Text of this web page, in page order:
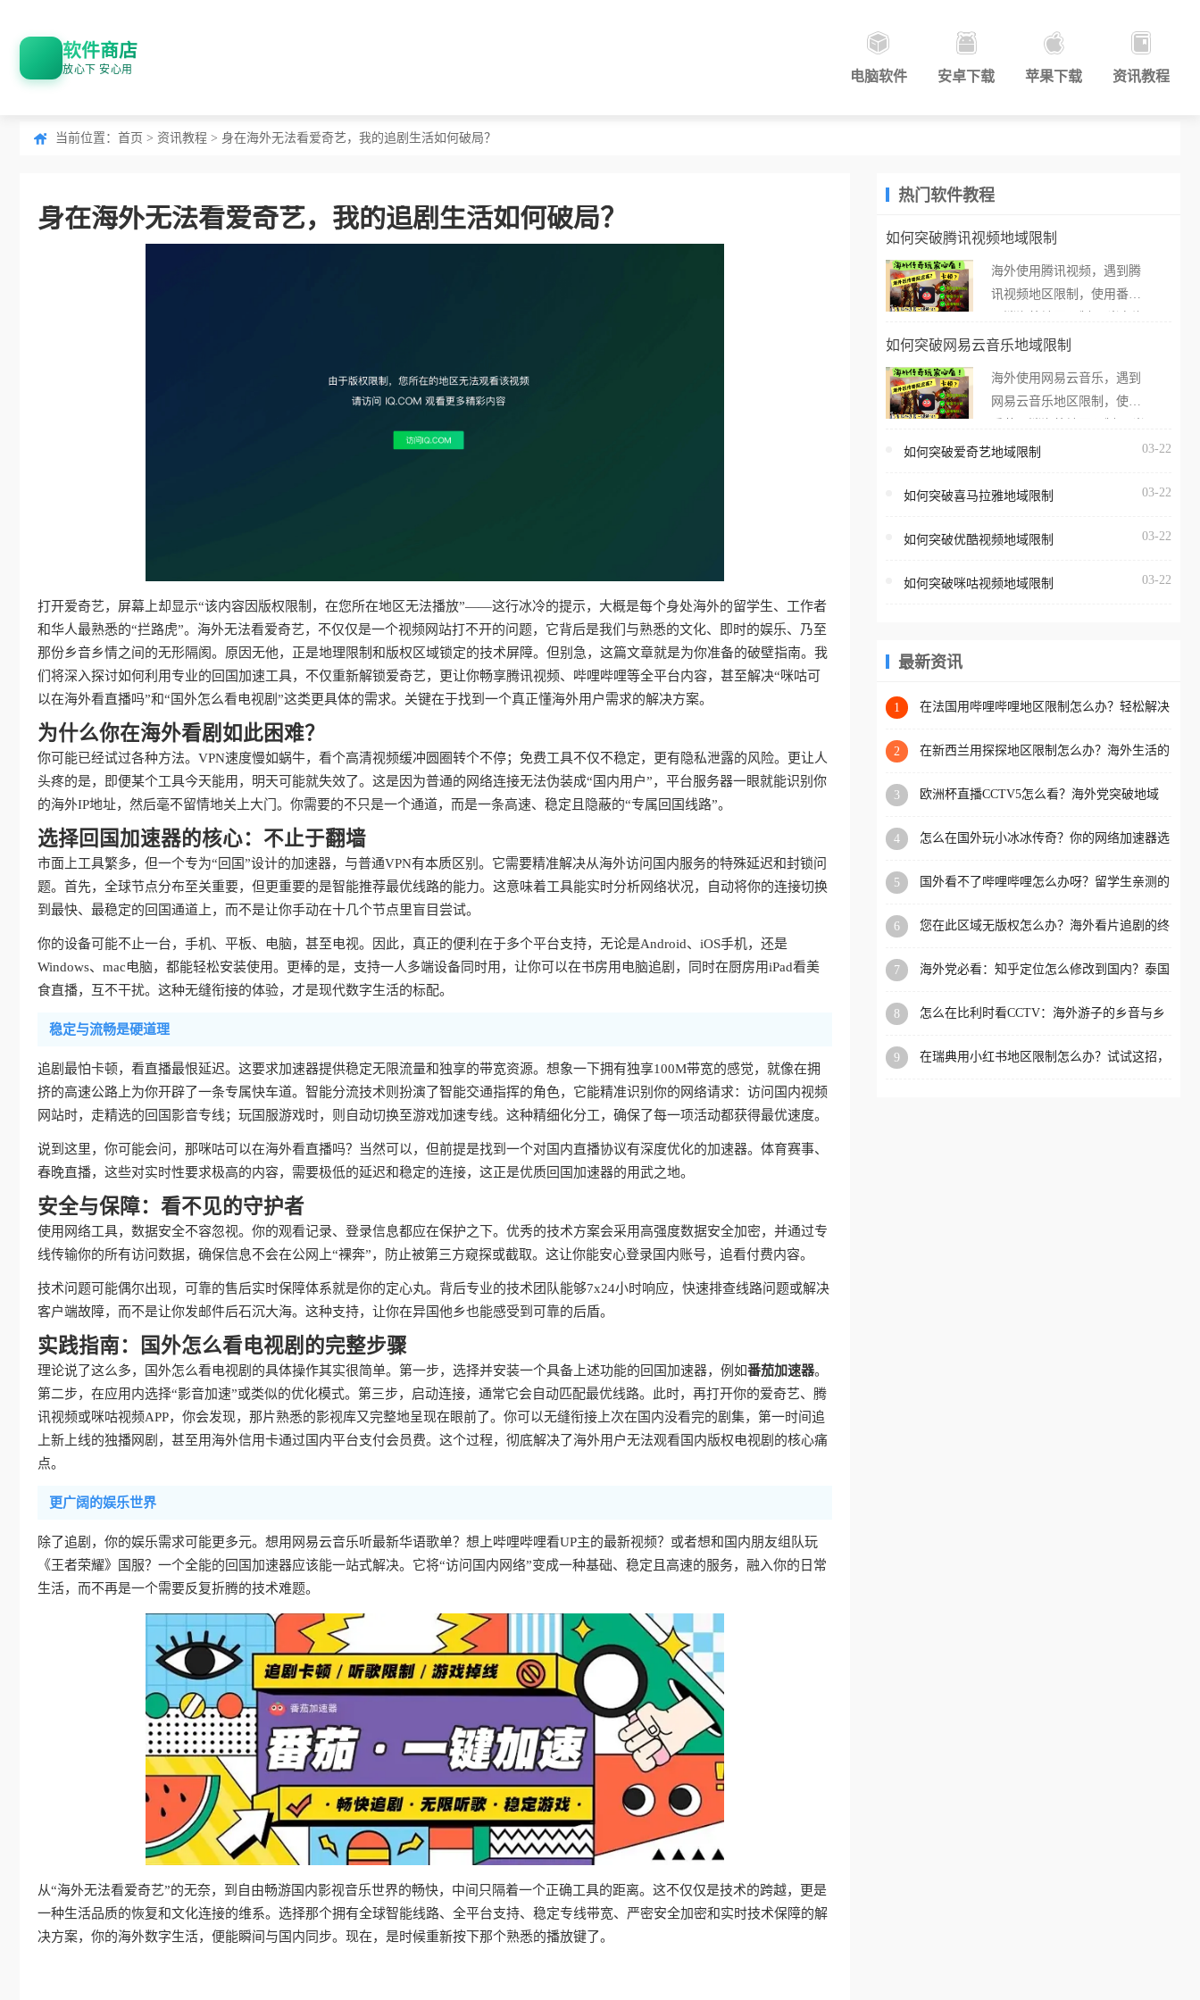
软件商店
放心下 安心用 电脑软件 安卓下载 苹果下载 资讯教程
当前位置： 首页 > 资讯教程 > 身在海外无法看爱奇艺，我的追剧生活如何破局？
身在海外无法看爱奇艺，我的追剧生活如何破局？
打开爱奇艺，屏幕上却显示“该内容因版权限制，在您所在地区无法播放”——这行冰冷的提示，大概是每个身处海外的留学生、工作者
和华人最熟悉的“拦路虎”。海外无法看爱奇艺，不仅仅是一个视频网站打不开的问题，它背后是我们与熟悉的文化、即时的娱乐、乃至
那份乡音乡情之间的无形隔阂。原因无他，正是地理限制和版权区域锁定的技术屏障。但别急，这篇文章就是为你准备的破壁指南。我
们将深入探讨如何利用专业的回国加速工具，不仅重新解锁爱奇艺，更让你畅享腾讯视频、哔哩哔哩等全平台内容，甚至解决“咪咕可
以在海外看直播吗”和“国外怎么看电视剧”这类更具体的需求。关键在于找到一个真正懂海外用户需求的解决方案。
为什么你在海外看剧如此困难？
你可能已经试过各种方法。VPN速度慢如蜗牛，看个高清视频缓冲圆圈转个不停；免费工具不仅不稳定，更有隐私泄露的风险。更让人
头疼的是，即便某个工具今天能用，明天可能就失效了。这是因为普通的网络连接无法伪装成“国内用户”，平台服务器一眼就能识别你
的海外IP地址，然后毫不留情地关上大门。你需要的不只是一个通道，而是一条高速、稳定且隐蔽的“专属回国线路”。
选择回国加速器的核心：不止于翻墙
市面上工具繁多，但一个专为“回国”设计的加速器，与普通VPN有本质区别。它需要精准解决从海外访问国内服务的特殊延迟和封锁问
题。首先，全球节点分布至关重要，但更重要的是智能推荐最优线路的能力。这意味着工具能实时分析网络状况，自动将你的连接切换
到最快、最稳定的回国通道上，而不是让你手动在十几个节点里盲目尝试。
你的设备可能不止一台，手机、平板、电脑，甚至电视。因此，真正的便利在于多个平台支持，无论是Android、iOS手机，还是
Windows、mac电脑，都能轻松安装使用。更棒的是，支持一人多端设备同时用，让你可以在书房用电脑追剧，同时在厨房用iPad看美
食直播，互不干扰。这种无缝衔接的体验，才是现代数字生活的标配。
稳定与流畅是硬道理
追剧最怕卡顿，看直播最恨延迟。这要求加速器提供稳定无限流量和独享的带宽资源。想象一下拥有独享100M带宽的感觉，就像在拥
挤的高速公路上为你开辟了一条专属快车道。智能分流技术则扮演了智能交通指挥的角色，它能精准识别你的网络请求：访问国内视频
网站时，走精选的回国影音专线；玩国服游戏时，则自动切换至游戏加速专线。这种精细化分工，确保了每一项活动都获得最优速度。
说到这里，你可能会问，那咪咕可以在海外看直播吗？当然可以，但前提是找到一个对国内直播协议有深度优化的加速器。体育赛事、
春晚直播，这些对实时性要求极高的内容，需要极低的延迟和稳定的连接，这正是优质回国加速器的用武之地。
安全与保障：看不见的守护者
使用网络工具，数据安全不容忽视。你的观看记录、登录信息都应在保护之下。优秀的技术方案会采用高强度数据安全加密，并通过专
线传输你的所有访问数据，确保信息不会在公网上“裸奔”，防止被第三方窥探或截取。这让你能安心登录国内账号，追看付费内容。
技术问题可能偶尔出现，可靠的售后实时保障体系就是你的定心丸。背后专业的技术团队能够7x24小时响应，快速排查线路问题或解决
客户端故障，而不是让你发邮件后石沉大海。这种支持，让你在异国他乡也能感受到可靠的后盾。
实践指南：国外怎么看电视剧的完整步骤
理论说了这么多，国外怎么看电视剧的具体操作其实很简单。第一步，选择并安装一个具备上述功能的回国加速器，例如番茄加速器。
第二步，在应用内选择“影音加速”或类似的优化模式。第三步，启动连接，通常它会自动匹配最优线路。此时，再打开你的爱奇艺、腾
讯视频或咪咕视频APP，你会发现，那片熟悉的影视库又完整地呈现在眼前了。你可以无缝衔接上次在国内没看完的剧集，第一时间追
上新上线的独播网剧，甚至用海外信用卡通过国内平台支付会员费。这个过程，彻底解决了海外用户无法观看国内版权电视剧的核心痛
点。
更广阔的娱乐世界
除了追剧，你的娱乐需求可能更多元。想用网易云音乐听最新华语歌单？想上哔哩哔哩看UP主的最新视频？或者想和国内朋友组队玩
《王者荣耀》国服？一个全能的回国加速器应该能一站式解决。它将“访问国内网络”变成一种基础、稳定且高速的服务，融入你的日常
生活，而不再是一个需要反复折腾的技术难题。
从“海外无法看爱奇艺”的无奈，到自由畅游国内影视音乐世界的畅快，中间只隔着一个正确工具的距离。这不仅仅是技术的跨越，更是
一种生活品质的恢复和文化连接的维系。选择那个拥有全球智能线路、全平台支持、稳定专线带宽、严密安全加密和实时技术保障的解
决方案，你的海外数字生活，便能瞬间与国内同步。现在，是时候重新按下那个熟悉的播放键了。
热门软件教程
如何突破腾讯视频地域限制
海外使用腾讯视频，遇到腾
讯视频地区限制，使用番茄
外打开腾讯视频，却突然弹
地区无法播放”的提示语。
海外用户如香港、澳门、台
亚、欧洲等国家和地区时，
台一样，出现地区及版权限
地区播放。 遇到这个问题的
区工作、留学、定居等，都
权限制所困扰。
如何突破网易云音乐地域限制
海外使用网易云音乐，遇到
网易云音乐地区限制，使用
在海外打开网易云音乐，却
所在的地区无法播放”的提示
门、台湾、美国、加拿大、
区时，网易云音乐也会像其
回国加速器，即可解决「海
版权限制」的问题，无论人
国、加拿大、澳大利亚、欧
学、定居等，都可以使用，
扰。
如何突破爱奇艺地域限制 03-22
如何突破喜马拉雅地域限制 03-22
如何突破优酷视频地域限制 03-22
如何突破咪咕视频地域限制 03-22
最新资讯
1
在法国用哔哩哔哩地区限制怎么办？轻松解决
2
在新西兰用探探地区限制怎么办？海外生活的
3
欧洲杯直播CCTV5怎么看？海外党突破地域
4
怎么在国外玩小冰冰传奇？你的网络加速器选
5
国外看不了哔哩哔哩怎么办呀？留学生亲测的
6
您在此区域无版权怎么办？海外看片追剧的终
7
海外党必看：知乎定位怎么修改到国内？泰国
8
怎么在比利时看CCTV：海外游子的乡音与乡
9
在瑞典用小红书地区限制怎么办？试试这招，